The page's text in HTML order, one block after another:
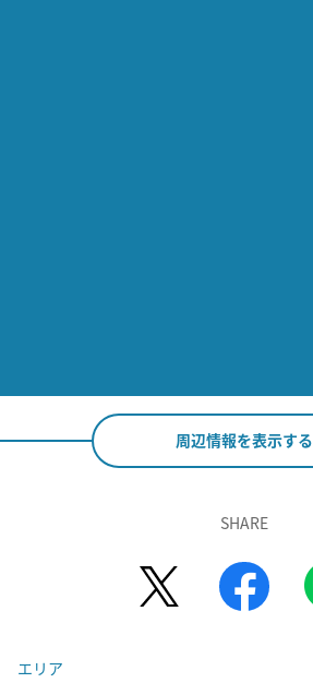
周辺情報を表示する
SHARE
エリア